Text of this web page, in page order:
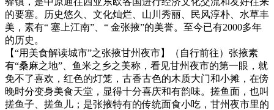
的要塞。历史悠久、文化灿烂、山川秀丽、民风淳朴、水草丰
美，素有“ 塞上江南”、“ 金张掖”的美誉。至今已有2000多年
的历史。
【“用美食解读城市”之张掖甘州夜市】（自行前往）张掖素
有“桑麻之地”、鱼米之乡之美称，看见甘州夜市的第一眼，就
免不了喜欢，红色的灯笼，古香古色的木质大门和小摊，在傍
晚时分变身美食天堂，显得十分喜庆和有韵味。搓鱼面，也叫
搓鱼子、搓鱼儿；是张掖特有的传统面食小吃，甘州夜市里的